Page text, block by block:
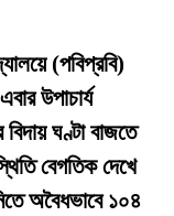
(পবিপ্রবি)
উপাচার্য
ঘণ্টা বাজতে
বেগতিক দেখে
অবৈধভাবে ১০৪